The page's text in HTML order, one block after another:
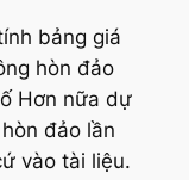
bảng giá
hòn đảo
Hơn nữa dự
đảo lần
vào tài liệu.